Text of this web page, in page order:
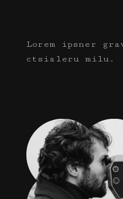
Lorem ipsner
ctsialeru milu.